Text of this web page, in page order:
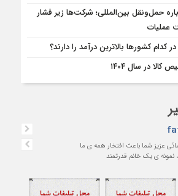
حمل‌ونقل بین‌المللی؛ شرکت‌ها زیر فشار
عملیات
کدام کشورها بالاترین درآمد را دارند؟
در سال ۱۴۰۴
عزیز شما باعث افتخار همه ی ما
نمونه ی یک خانم قدرتمند